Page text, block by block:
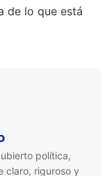
de lo que está
política,
claro, riguroso y